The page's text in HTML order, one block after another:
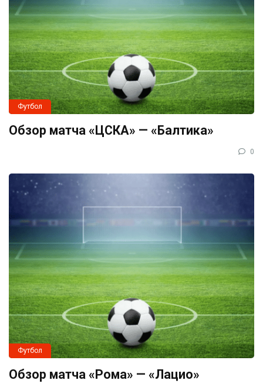
Футбол
Обзор матча «ЦСКА» — «Балтика»
0
Футбол
Обзор матча «Рома» — «Лацио»